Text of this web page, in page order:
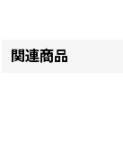
関連商品